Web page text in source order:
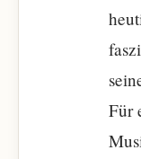
Für